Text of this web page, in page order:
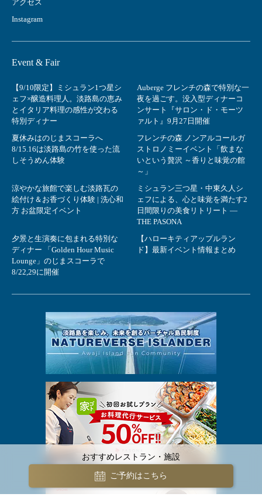
アクセス
Instagram
Event & Fair
【9/10限定】ミシュラン1つ星シ
ェフ×醸造料理人。淡路島の恵み
とイタリア料理の感性が交わる
特別ディナー
Auberge フレンチの森で特別な一
夜を過ごす。没入型ディナーコ
ンサート『サロン・ド・モーツ
ァルト』9月27日開催
夏休みはのじまスコーラへ
8/15.16は淡路島の竹を使った流
しそうめん体験
フレンチの森 ノンアルコールガ
ストロノミーイベント「飲まな
いという贅沢 ～香りと味覚の館
～」
涼やかな旅館で楽しむ淡路瓦の
絵付け＆お香づくり体験 | 洗心和
方 お盆限定イベント
ミシュラン三つ星・中東久人シ
ェフによる、心と味覚を満たす2
日間限りの美食リトリート ―
THE PASONA
夕景と生演奏に包まれる特別な
ディナー 「Golden Hour Music
Lounge」のじまスコーラで
8/22,29に開催
【ハローキティアップルラン
ド】最新イベント情報まとめ
おすすめレストラン・施設
ご予約はこちら